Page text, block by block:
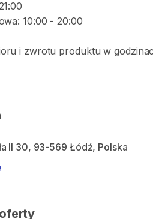
10:00 - 20:00
i zwrotu produktu w
II 30, 93-569 Łódź, Polska